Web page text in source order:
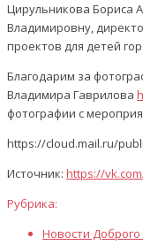
Цирульникова Бориса
Владимировну,
проектов для детей
Благодарим за
Владимира Гаврилова
фотографии с
https://cloud.mail.ru/
Источник: https://
Рубрика:
Новости Доброго